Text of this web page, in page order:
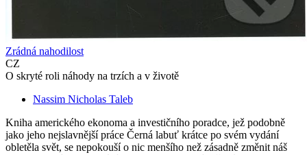
Zrádná nahodilost
CZ
O skryté roli náhody na trzích a v životě
Nassim Nicholas Taleb
Kniha amerického ekonoma a investičního poradce, jež podobně
jako jeho nejslavnější práce Černá labuť krátce po svém vydání
obletěla svět, se nepokouší o nic menšího než zásadně změnit náš